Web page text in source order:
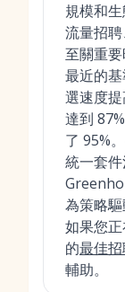
規模和
流量招
至關重
最近的
選速度
達到
了 95%
統一套
為策略驅
如果您
的最佳
輔助。